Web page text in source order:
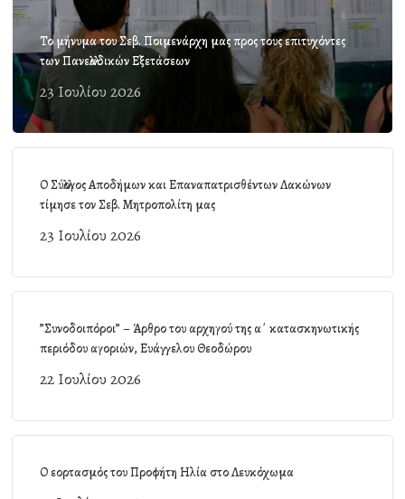
Το μήνυμα του Σεβ. Ποιμενάρχη μας προς τους επιτυχόντες
των Πανελλαδικών Εξετάσεων
23 Ιουλίου 2026
Ο Σύλλογος Αποδήμων και Επαναπατρισθέντων Λακώνων
τίμησε τον Σεβ. Μητροπολίτη μας
23 Ιουλίου 2026
”Συνοδοιπόροι” – Άρθρο του αρχηγού της α΄ κατασκηνωτικής
περιόδου αγοριών, Ευάγγελου Θεοδώρου
22 Ιουλίου 2026
Ο εορτασμός του Προφήτη Ηλία στο Λευκόχωμα